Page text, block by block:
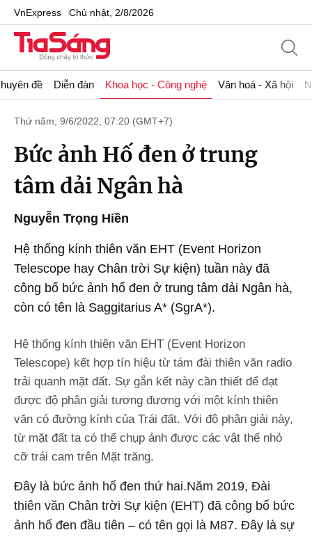
VnExpress Chủ nhật, 2/8/2026
đề Diễn đàn Khoa học - Công nghệ Văn hoá - Xã hội
Thứ năm, 9/6/2022, 07:20 (GMT+7)
Bức ảnh Hố đen ở trung
tâm dải Ngân hà
Nguyễn Trọng Hiền
Hệ thống kính thiên văn EHT (Event Horizon
Telescope hay Chân trời Sự kiện) tuần này đã
công bố bức ảnh hố đen ở trung tâm dải Ngân hà,
còn có tên là Saggitarius A* (SgrA*).
Hệ thống kính thiên văn EHT (Event Horizon
Telescope) kết hợp tín hiệu từ tám đài thiên văn radio
trải quanh mặt đất. Sự gắn kết này cần thiết để đạt
được độ phân giải tương đương với một kính thiên
văn có đường kính của Trái đất. Với độ phân giải này,
từ mặt đất ta có thể chụp ảnh được các vật thể nhỏ
cỡ trái cam trên Mặt trăng.
Đây là bức ảnh hố đen thứ hai.Năm 2019, Đài
thiên văn Chân trời Sự kiện (EHT) đã công bố bức
ảnh hố đen đầu tiên – có tên gọi là M87. Đây là sự